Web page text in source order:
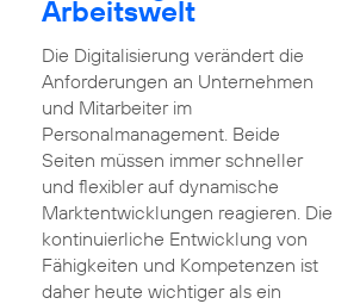
Arbeitswelt
Die Digitalisierung verändert die
Anforderungen an Unternehmen
und Mitarbeiter im
Personalmanagement. Beide
Seiten müssen immer schneller
und flexibler auf dynamische
Marktentwicklungen reagieren. Die
kontinuierliche Entwicklung von
Fähigkeiten und Kompetenzen ist
daher heute wichtiger als ein